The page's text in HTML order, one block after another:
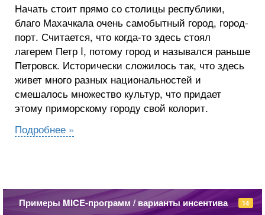
Начать стоит прямо со столицы республики,
благо Махачкала очень самобытный город, город-
порт. Считается, что когда-то здесь стоял
лагерем Петр I, потому город и назывался раньше
Петровск. Исторически сложилось так, что здесь
живет много разных национальностей и
смешалось множество культур, что придает
этому приморскому городу свой колорит.
Подробнее »
Примеры MICE-программ / варианты инсентива 14